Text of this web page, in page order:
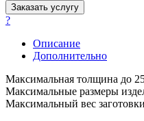
Заказать услугу
?
Описание
Дополнительно
Максимальная толщина до
Максимальные размеры
Максимальный вес